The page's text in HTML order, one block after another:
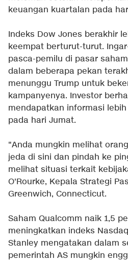
keuangan kuartalan pada
Indeks Dow Jones berakhir
keempat berturut-turut.
pasca-pemilu di pasar
dalam beberapa pekan
menunggu Trump untuk
kampanyenya. Investor
mendapatkan informasi
pada hari Jumat.
"Anda mungkin melihat
jeda di sini dan pindah ke
melihat situasi terkait
O'Rourke, Kepala Strategi
Greenwich, Connecticut.
Saham Qualcomm naik 1,5
meningkatkan indeks
Stanley mengatakan dalam
pemerintah AS mungkin